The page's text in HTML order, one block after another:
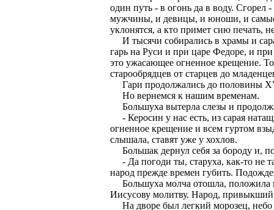
один путь - в огонь да в воду.
мужчины, и девицы, и юноши, и самые
уклонятся, а кто примет сию печать,
И тысячи собирались в храмы и
гарь на Руси и при царе Федоре, и
это ужасающее огненное крещение.
старообрядцев от старцев до
Гари продолжались до половины
Но вернемся к нашим временам.
Большуха вытерла слезы и
- Керосин у нас есть, из сарая
огненное крещение и всем гуртом
слышала, ставят уже у хохлов.
Большак дернул себя за бороду и,
- Да погоди ты, старуха, как-то не
народ прежде времен губить.
Большуха молча отошла, положила
Иисусову молитву. Народ,
На дворе был легкий морозец, небо